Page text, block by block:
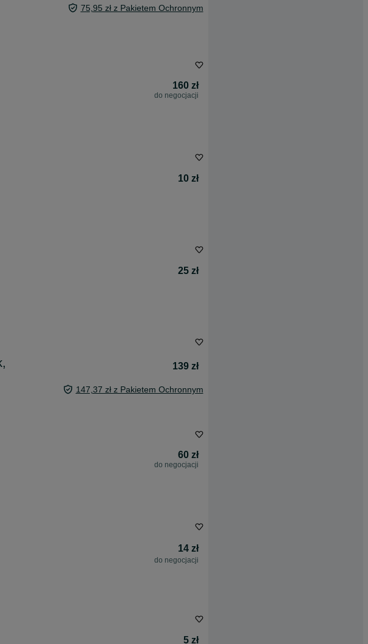
75,95 zł z Pakietem Ochronnym
160 zł
do negocjacji
10 zł
25 zł
139 zł
147,37 zł z Pakietem Ochronnym
60 zł
do negocjacji
14 zł
do negocjacji
5 zł